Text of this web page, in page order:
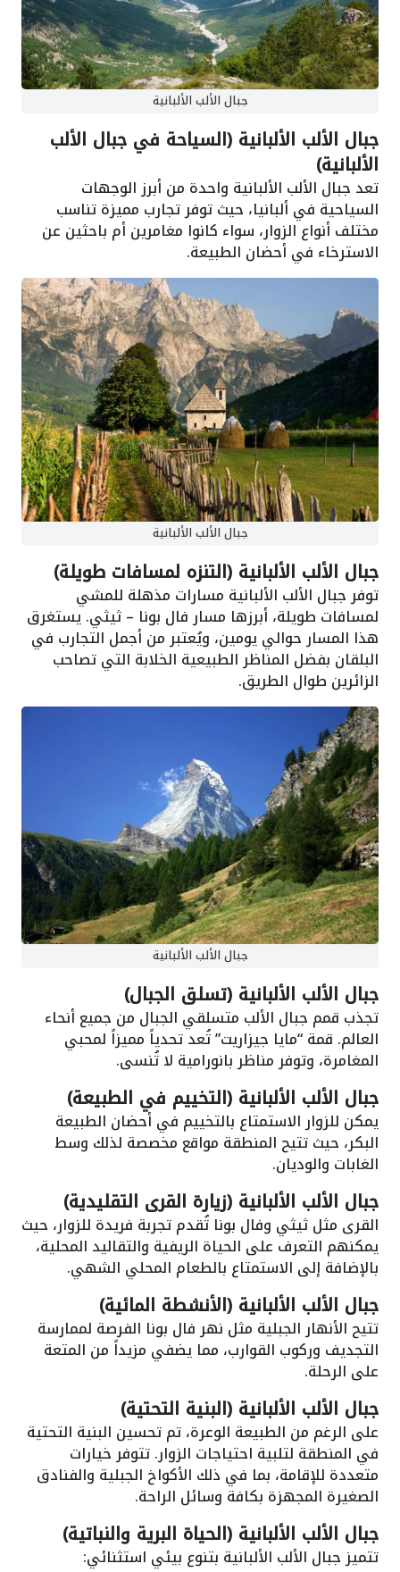
جبال الألب الألبانية
جبال الألب الألبانية (السياحة في جبال الألب
الألبانية)
تعد جبال الألب الألبانية واحدة من أبرز الوجهات
السياحية في ألبانيا، حيث توفر تجارب مميزة تناسب
مختلف أنواع الزوار، سواء كانوا مغامرين أم باحثين عن
الاسترخاء في أحضان الطبيعة.
جبال الألب الألبانية
جبال الألب الألبانية (التنزه لمسافات طويلة)
توفر جبال الألب الألبانية مسارات مذهلة للمشي
لمسافات طويلة، أبرزها مسار فال بونا – ثيثي. يستغرق
هذا المسار حوالي يومين، ويُعتبر من أجمل التجارب في
البلقان بفضل المناظر الطبيعية الخلابة التي تصاحب
الزائرين طوال الطريق.
جبال الألب الألبانية
جبال الألب الألبانية (تسلق الجبال)
تجذب قمم جبال الألب متسلقي الجبال من جميع أنحاء
العالم. قمة “مايا جيزاريت” تُعد تحدياً مميزاً لمحبي
المغامرة، وتوفر مناظر بانورامية لا تُنسى.
جبال الألب الألبانية (التخييم في الطبيعة)
يمكن للزوار الاستمتاع بالتخييم في أحضان الطبيعة
البكر، حيث تتيح المنطقة مواقع مخصصة لذلك وسط
الغابات والوديان.
جبال الألب الألبانية (زيارة القرى التقليدية)
القرى مثل ثيثي وفال بونا تُقدم تجربة فريدة للزوار، حيث
يمكنهم التعرف على الحياة الريفية والتقاليد المحلية،
بالإضافة إلى الاستمتاع بالطعام المحلي الشهي.
جبال الألب الألبانية (الأنشطة المائية)
تتيح الأنهار الجبلية مثل نهر فال بونا الفرصة لممارسة
التجديف وركوب القوارب، مما يضفي مزيداً من المتعة
على الرحلة.
جبال الألب الألبانية (البنية التحتية)
على الرغم من الطبيعة الوعرة، تم تحسين البنية التحتية
في المنطقة لتلبية احتياجات الزوار. تتوفر خيارات
متعددة للإقامة، بما في ذلك الأكواخ الجبلية والفنادق
الصغيرة المجهزة بكافة وسائل الراحة.
جبال الألب الألبانية (الحياة البرية والنباتية)
تتميز جبال الألب الألبانية بتنوع بيئي استثنائي: